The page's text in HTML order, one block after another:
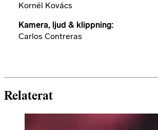
Kornél Kovács
Kamera, ljud & klippning:
Carlos Contreras
Relaterat